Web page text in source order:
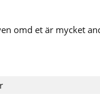
omd et är mycket